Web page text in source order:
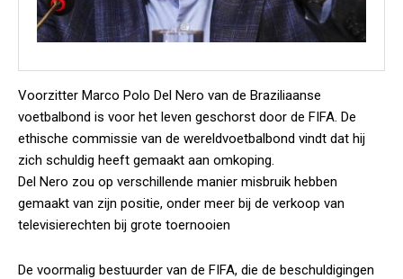
Voorzitter Marco Polo Del Nero van de Braziliaanse
voetbalbond is voor het leven geschorst door de FIFA. De
ethische commissie van de wereldvoetbalbond vindt dat hij
zich schuldig heeft gemaakt aan omkoping.
Del Nero zou op verschillende manier misbruik hebben
gemaakt van zijn positie, onder meer bij de verkoop van
televisierechten bij grote toernooien
De voormalig bestuurder van de FIFA, die de beschuldigingen